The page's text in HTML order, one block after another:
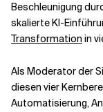
Beschleunigung
skalierte KI-
Transformation in
Als Moderator der
diesen vier
Automatisierung,